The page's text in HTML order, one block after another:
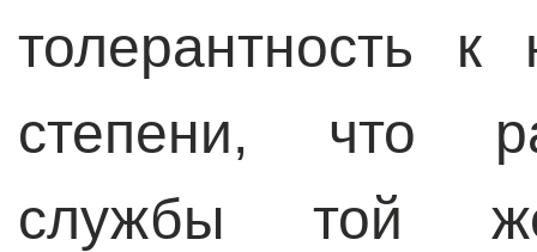
толерантность
степени, что
службы той